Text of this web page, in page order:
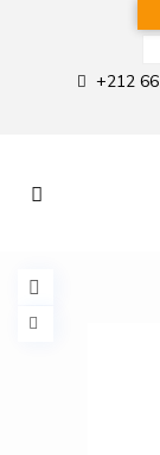
+212